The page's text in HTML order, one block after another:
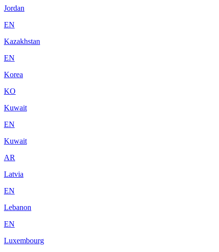
Jordan
EN
Kazakhstan
EN
Korea
KO
Kuwait
EN
Kuwait
AR
Latvia
EN
Lebanon
EN
Luxembourg